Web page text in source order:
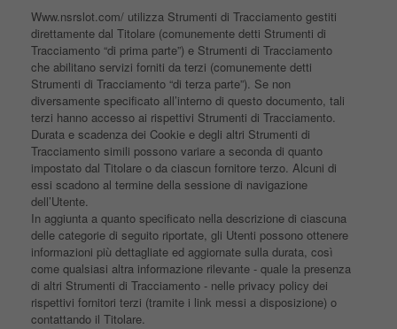
Www.nsrslot.com/ utilizza Strumenti di Tracciamento gestiti
direttamente dal Titolare (comunemente detti Strumenti di
Tracciamento “di prima parte”) e Strumenti di Tracciamento
che abilitano servizi forniti da terzi (comunemente detti
Strumenti di Tracciamento “di terza parte”). Se non
diversamente specificato all’interno di questo documento, tali
terzi hanno accesso ai rispettivi Strumenti di Tracciamento.
Durata e scadenza dei Cookie e degli altri Strumenti di
Tracciamento simili possono variare a seconda di quanto
impostato dal Titolare o da ciascun fornitore terzo. Alcuni di
essi scadono al termine della sessione di navigazione
dell’Utente.
In aggiunta a quanto specificato nella descrizione di ciascuna
delle categorie di seguito riportate, gli Utenti possono ottenere
informazioni più dettagliate ed aggiornate sulla durata, così
come qualsiasi altra informazione rilevante - quale la presenza
di altri Strumenti di Tracciamento - nelle privacy policy dei
rispettivi fornitori terzi (tramite i link messi a disposizione) o
contattando il Titolare.